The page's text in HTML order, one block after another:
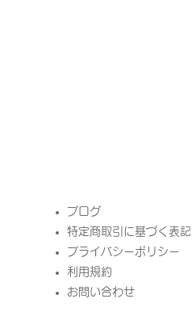
​ブログ
特定商取引に基づく表記
プライバシーポリシー
​利用規約
お問い合わせ